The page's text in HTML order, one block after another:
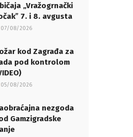
„Vražogrnački
7. i 8. avgusta
08/2026
kod Zagrađa za
pod kontrolom
08/2026
nezgoda
Gamzigradske